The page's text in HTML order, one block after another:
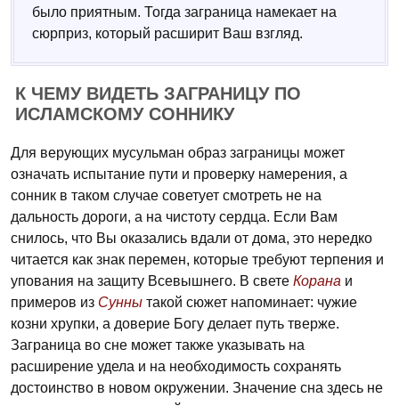
было приятным. Тогда заграница намекает на
сюрприз, который расширит Ваш взгляд.
К ЧЕМУ ВИДЕТЬ ЗАГРАНИЦУ ПО
ИСЛАМСКОМУ СОННИКУ
Для верующих мусульман образ заграницы может
означать испытание пути и проверку намерения, а
сонник в таком случае советует смотреть не на
дальность дороги, а на чистоту сердца. Если Вам
снилось, что Вы оказались вдали от дома, это нередко
читается как знак перемен, которые требуют терпения и
упования на защиту Всевышнего. В свете Корана и
примеров из Сунны такой сюжет напоминает: чужие
козни хрупки, а доверие Богу делает путь тверже.
Заграница во сне может также указывать на
расширение удела и на необходимость сохранять
достоинство в новом окружении. Значение сна здесь не